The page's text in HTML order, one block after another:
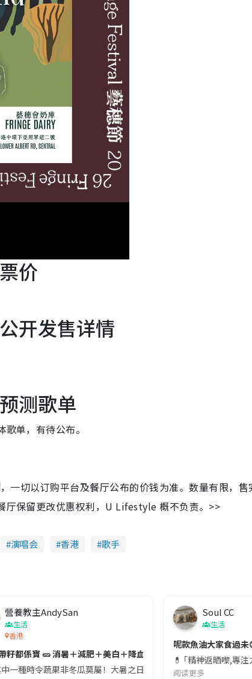
价
开发售详情
测歌单
单，有待公布。
一切以订购平台及餐厅公布的价钱为准。数量有限，售
厅保留更改优惠权利，U Lifestyle 概不负责。>>
演唱会 香港 歌手
查「1標示」🚨
特別留意隨身行李中的行動電源。一名旅客日前在機場安檢
營養教主AndySan
生活
香港
籽都係寶 🥒 消暑＋減肥＋美白＋降血脂
一種時令蔬果非冬瓜莫屬！大暑之日，點都要飲碗冬瓜湯消暑
Soul CC
生活
呢款魚油大家食過未
💊 ｢精神返晒嚟,專
阅读更多